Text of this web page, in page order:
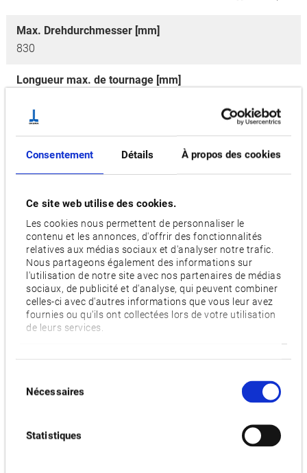
Consentement Détails À propos des cookies
Ce site web utilise des cookies.
Les cookies nous permettent de personnaliser le
contenu et les annonces, d'offrir des fonctionnalités
relatives aux médias sociaux et d'analyser notre trafic.
Nous partageons également des informations sur
l'utilisation de notre site avec nos partenaires de médias
sociaux, de publicité et d'analyse, qui peuvent combiner
celles-ci avec d'autres informations que vous leur avez
fournies ou qu'ils ont collectées lors de votre utilisation
de leurs services.
Nécessaires
Statistiques
Max. Drehdurchmesser [mm]
830
Longueur max. de tournage [mm]
Vitesse de la broche principale [min-1]
Nombre d'outils
40 [80, 160]
Moteur [kW]
37/30
Options
W,ATC